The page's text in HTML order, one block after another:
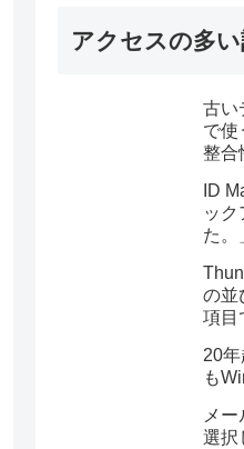
アクセスの多
古い
で使
整合
ID
ック
た。
の並
項目
20
も
メ
選択